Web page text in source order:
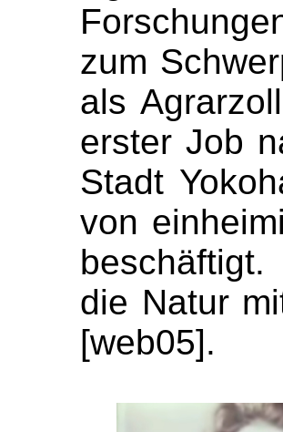
zum
als
erster Job
Stadt
von
die Natur
[web05].